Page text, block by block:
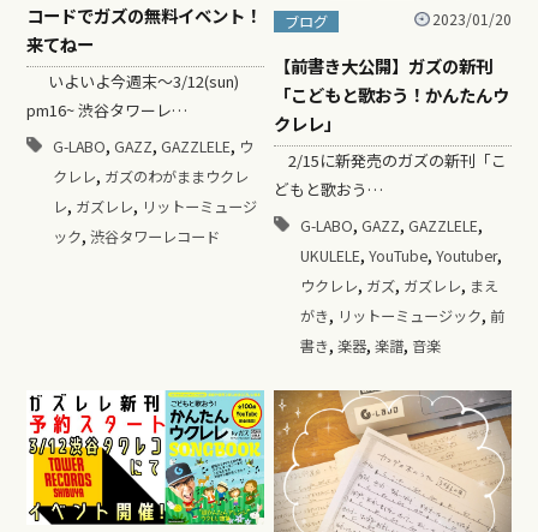
コードでガズの無料イベント！
来てねー
いよいよ今週末〜3/12(sun)
pm16~ 渋谷タワーレ…
G-LABO, GAZZ, GAZZLELE, ウ
クレレ, ガズのわがままウクレ
レ, ガズレレ, リットーミュージ
ック, 渋谷タワーレコード
ブログ 2023/01/20
【前書き大公開】ガズの新刊
「こどもと歌おう！かんたんウ
クレレ」
2/15に新発売のガズの新刊「こ
どもと歌おう…
G-LABO, GAZZ, GAZZLELE,
UKULELE, YouTube, Youtuber,
ウクレレ, ガズ, ガズレレ, まえ
がき, リットーミュージック, 前
書き, 楽器, 楽譜, 音楽